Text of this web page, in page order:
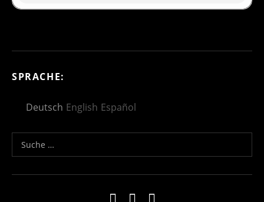
SPRACHE:
Deutsch English Español
Suche nach:
Social Media Profiles
Impressum
Kontakt